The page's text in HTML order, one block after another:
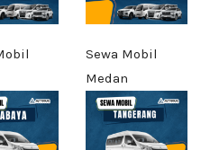
Sewa Mobil
Medan